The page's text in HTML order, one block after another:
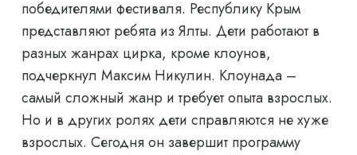
победителями фестиваля. Республику Крым
представляют ребята из Ялты. Дети работают в
разных жанрах цирка, кроме клоунов,
подчеркнул Максим Никулин. Клоунада –
самый сложный жанр и требует опыта взрослых.
Но и в других ролях дети справляются не хуже
взрослых. Сегодня он завершит программу